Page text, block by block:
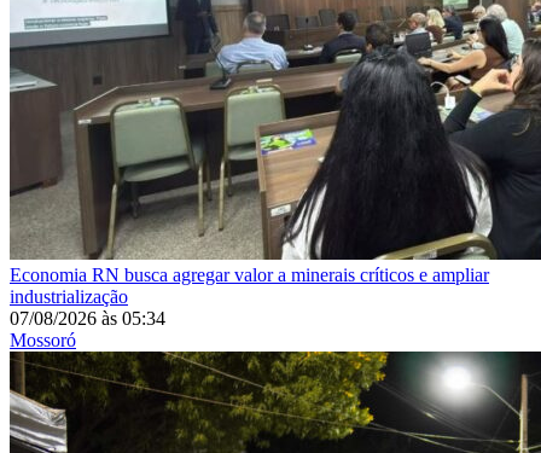
Economia RN busca agregar valor a minerais críticos e ampliar
industrialização
07/08/2026 às 05:34
Mossoró